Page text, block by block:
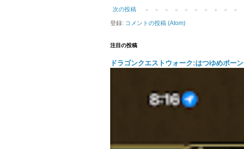
次の投稿
登録: コメントの投稿 (Atom)
注目の投稿
ドラゴンクエストウォーク:はつゆめポーン